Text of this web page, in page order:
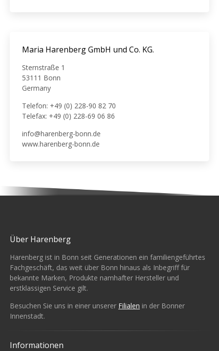
Maria Harenberg GmbH und Co. KG.
Sternstraße 1
53111 Bonn
Germany
Telefon: +49 (0) 228-90 82 70
Telefax: +49 (0) 228-69 06 86
info@harenberg-bonn.de
www.harenberg-bonn.de
Über Harenberg
Harenberg ist in Bonn seit Generationen ein familiengeführtes
Fachgeschäft, das weit über Bonn hinaus als Inbegriff für
bekannte Marken, Produkte namhafter Hersteller und
erstklassigen Service gilt.
Besuchen Sie uns in einer unserer Filialen in der Bonner
Innenstadt.
Informationen